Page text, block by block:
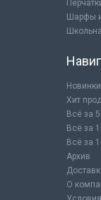
Шарфы
Новинки
Хит
Всё за
Всё за
Всё за
Архив
О